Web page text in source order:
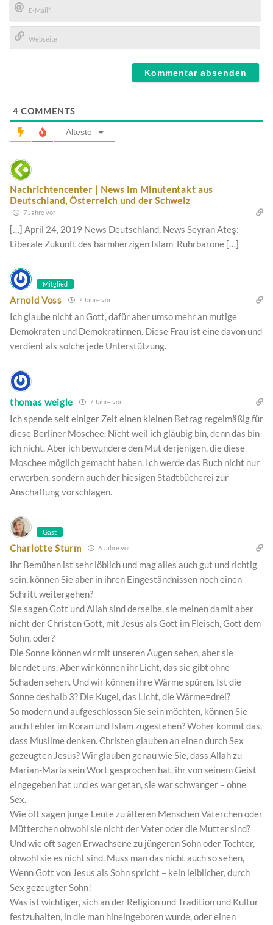
E-
Mail*
4 COMMENTS
Älteste
Nachrichtencenter | News im Minutentakt aus
Deutschland, Österreich und der Schweiz
7 Jahre vor
[…] April 24, 2019 News Deutschland, News Seyran Ateş:
Liberale Zukunft des barmherzigen Islam Ruhrbarone […]
Mitglied
Arnold Voss 7 Jahre vor
Ich glaube nicht an Gott, dafür aber umso mehr an mutige
Demokraten und Demokratinnen. Diese Frau ist eine davon und
verdient als solche jede Unterstützung.
thomas weigle 7 Jahre vor
Ich spende seit einiger Zeit einen kleinen Betrag regelmäßig für
diese Berliner Moschee. Nicht weil ich gläubig bin, denn das bin
ich nicht. Aber ich bewundere den Mut derjenigen, die diese
Moschee möglich gemacht haben. Ich werde das Buch nicht nur
erwerben, sondern auch der hiesigen Stadtbücherei zur
Anschaffung vorschlagen.
Gast
Charlotte Sturm 6 Jahre vor
Ihr Bemühen ist sehr löblich und mag alles auch gut und richtig
sein, können Sie aber in ihren Eingeständnissen noch einen
Schritt weitergehen?
Sie sagen Gott und Allah sind derselbe, sie meinen damit aber
nicht der Christen Gott, mit Jesus als Gott im Fleisch, Gott dem
Sohn, oder?
Die Sonne können wir mit unseren Augen sehen, aber sie
blendet uns. Aber wir können ihr Licht, das sie gibt ohne
Schaden sehen. Und wir können ihre Wärme spüren. Ist die
Sonne deshalb 3? Die Kugel, das Licht, die Wärme=drei?
So modern und aufgeschlossen Sie sein möchten, können Sie
auch Fehler im Koran und Islam zugestehen? Woher kommt das,
dass Muslime denken. Christen glauben an einen durch Sex
gezeugten Jesus? Wir glauben genau wie Sie, dass Allah zu
Marian-Maria sein Wort gesprochen hat, ihr von seinem Geist
eingegeben hat und es war getan, sie war schwanger – ohne
Sex.
Wie oft sagen junge Leute zu älteren Menschen Väterchen oder
Mütterchen obwohl sie nicht der Vater oder die Mutter sind?
Und wie oft sagen Erwachsene zu jüngeren Sohn oder Tochter,
obwohl sie es nicht sind. Muss man das nicht auch so sehen,
Wenn Gott von Jesus als Sohn spricht – kein leiblicher, durch
Sex gezeugter Sohn!
Was ist wichtiger, sich an der Religion und Tradition und Kultur
festzuhalten, in die man hineingeboren wurde, oder einen